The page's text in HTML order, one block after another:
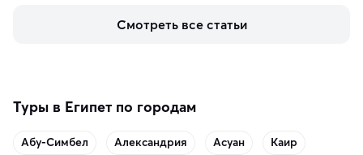
аутентичных лавках — в подарок близким или себе на
Смотреть все статьи
Туры в Египет по городам
Абу-Симбел Александрия Асуан Каир